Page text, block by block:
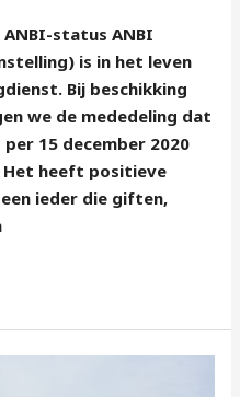
status ANBI
is in het leven
Bij beschikking
we de mededeling dat
15 december 2020
Het heeft positieve
ieder die giften,